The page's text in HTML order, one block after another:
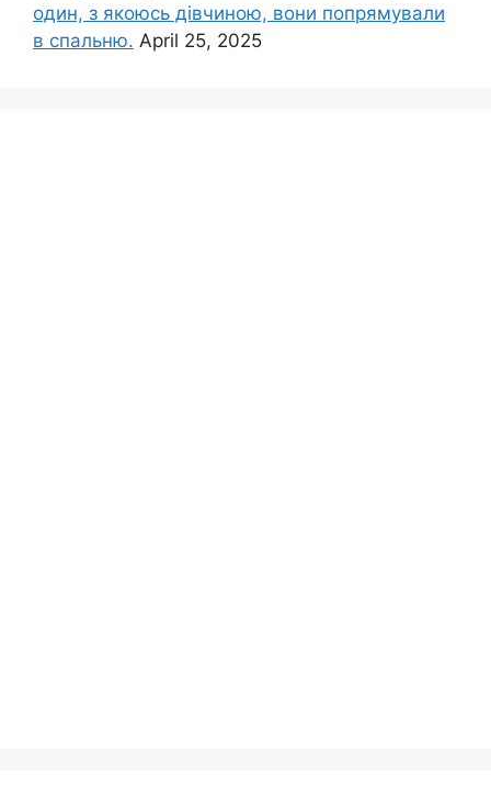
один, з якоюсь дівчиною, вони попрямували
в спальню. April 25, 2025